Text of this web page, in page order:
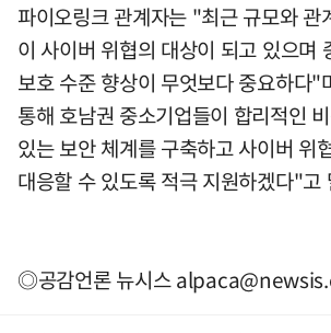
파이오링크 관계자는 "최근 규모와 관
이 사이버 위협의 대상이 되고 있으며
보호 수준 향상이 무엇보다 중요하다"
통해 호남권 중소기업들이 합리적인
있는 보안 체계를 구축하고 사이버 위
대응할 수 있도록 적극 지원하겠다"고
◎공감언론 뉴시스